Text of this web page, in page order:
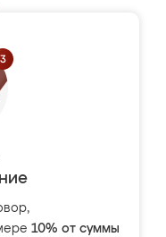
10% от суммы